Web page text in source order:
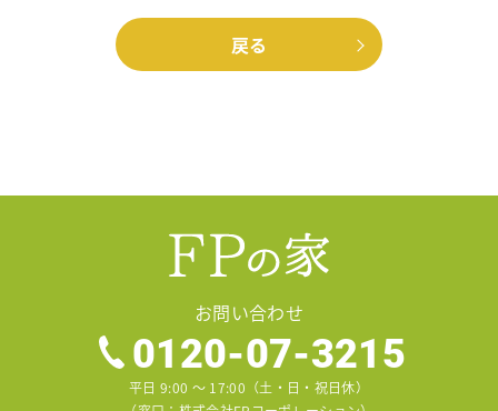
戻る
お問い合わせ
0120-07-3215
平日 9:00 〜 17:00（土・日・祝日休）